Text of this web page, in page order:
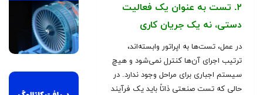
۲. تست به عنوان یک فعالیت
دستی، نه یک جریان کاری
در عمل، تست‌ها به اپراتور وابسته‌اند،
ترتیب اجرای آن‌ها کنترل نمی‌شود و هیچ
سیستم اجباری برای مراحل وجود ندارد. در
حالی که تست صنعتی ذاتاً باید یک فرآیند